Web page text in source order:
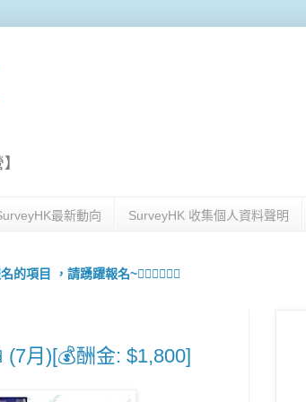
最新動向 SurveyHK 收集個人資料聲明
項目 ，請踴躍報名~🙋🏻‍♀️💇🏻‍♀️
月)[💰酬金: $1,800]